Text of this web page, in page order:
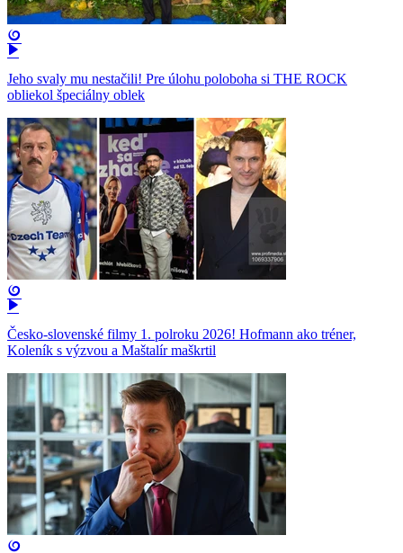
Jeho svaly mu nestačili! Pre úlohu poloboha si THE ROCK
obliekol špeciálny oblek
Česko-slovenské filmy 1. polroku 2026! Hofmann ako tréner,
Koleník s výzvou a Maštalír maškrtil